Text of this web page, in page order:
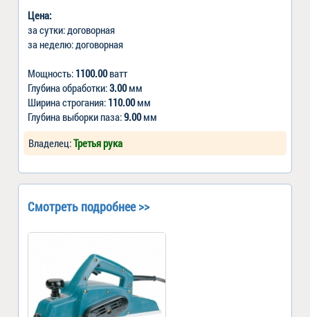
Цена:
за сутки: договорная
за неделю: договорная
Мощность: 1100.00ватт
Глубина обработки:3.00мм
Ширина строгания: 110.00мм
Глубина выборки паза:9.00мм
Владелец:Третья рука
Смотреть подробнее >>